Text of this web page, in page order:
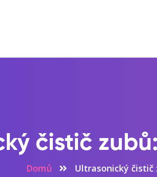
čistič
Domů Ultrasonický čistič